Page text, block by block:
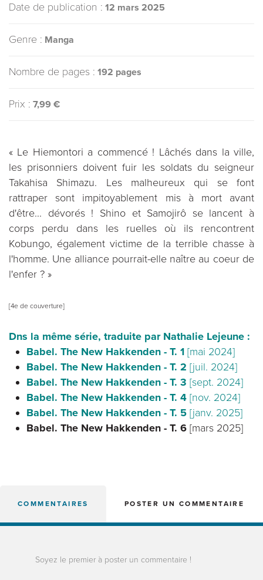
Date de publication : 12 mars 2025
Genre : Manga
Nombre de pages : 192 pages
Prix : 7,99 €
« Le Hiemontori a commencé ! Lâchés dans la ville,
les prisonniers doivent fuir les soldats du seigneur
Takahisa Shimazu. Les malheureux qui se font
rattraper sont impitoyablement mis à mort avant
d'être... dévorés ! Shino et Samojirô se lancent à
corps perdu dans les ruelles où ils rencontrent
Kobungo, également victime de la terrible chasse à
l'homme. Une alliance pourrait-elle naître au coeur de
l'enfer ? »
[4e de couverture]
Dns la même série, traduite par Nathalie Lejeune :
Babel. The New Hakkenden - T. 1 [mai 2024]
Babel. The New Hakkenden - T. 2 [juil. 2024]
Babel. The New Hakkenden - T. 3 [sept. 2024]
Babel. The New Hakkenden - T. 4 [nov. 2024]
Babel. The New Hakkenden - T. 5 [janv. 2025]
Babel. The New Hakkenden - T. 6 [mars 2025]
COMMENTAIRES POSTER UN COMMENTAIRE
Soyez le premier à poster un commentaire !